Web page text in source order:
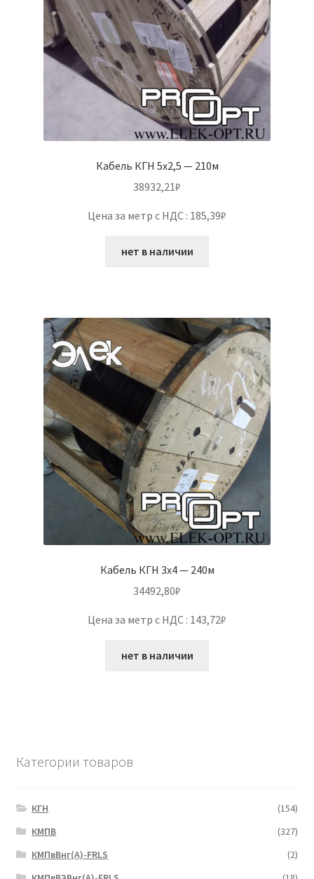
Кабель КГН 5х2,5 — 210м
38932,21₽
Цена за метр с НДС : 185,39₽
нет в наличии
Кабель КГН 3х4 — 240м
34492,80₽
Цена за метр с НДС : 143,72₽
нет в наличии
Категории товаров
КГН
(154)
КМПВ
(327)
КМПвВнг(А)-FRLS
(2)